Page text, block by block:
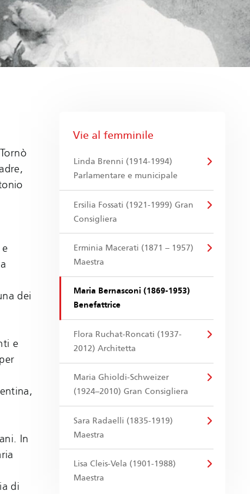
dei
e
In
di
Vie al femminile
Linda Brenni (1914-1994)
Parlamentare e municipale
Ersilia Fossati (1921-1999) Gran
Consigliera
Erminia Macerati (1871 – 1957)
Maestra
Maria Bernasconi (1869-1953)
Benefattrice
Flora Ruchat-Roncati (1937-
2012) Architetta
Maria Ghioldi-Schweizer
(1924–2010) Gran Consigliera
Sara Radaelli (1835-1919)
Maestra
Lisa Cleis-Vela (1901-1988)
Maestra